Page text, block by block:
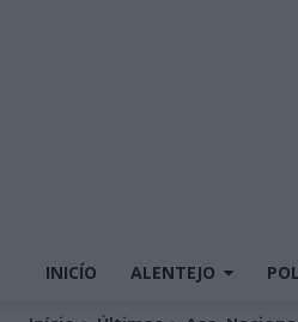
INICÍO ALENTEJO